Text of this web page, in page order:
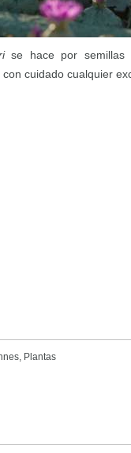
se hace por semillas
cuidado cualquier
, Plantas